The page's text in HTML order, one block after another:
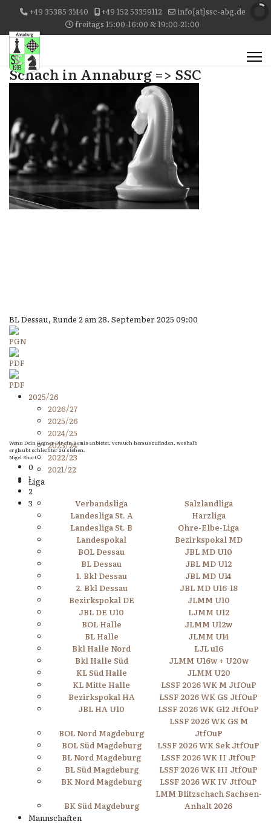
+49 35385 31440 +49 152 53359112
info{at}ssc-abg.de
freitags 15:00-16:00 & 19:00-21:00
Schach in Annaburg => SSC
Wenn Dein Gegner Dir ein Remis anbietet, versuch herauszufinden, weshalb
er glaubt schlechter zu stehen.
Nigel Short
0
1
2
3
BL Dessau, Runde 2 am 28. September 2025 09:00
2025/26
2026/27
2025/26
2024/25
2023/24
2022/23
2021/22
Liga
Verbandsliga
Salzlandliga
Landesliga St. A
Harzliga
Landesliga St. B
Ohre-Elbe-Liga
Landespokal
Bezirkspokal MD
BOL Dessau
JBL MD U10
BL Dessau
JBL MD U12
1. Bkl Dessau
JBL MD U14
2. Bkl Dessau
JBL MD U16-18
Bezirkspokal DE
JLMM U10
JBL DE U10
LJMM U12
BOL Halle
JLMM U12w
BL Halle
JLMM U14
Bkl Halle Nord
LJL u16
Bkl Halle Süd
JLMM U16w + U20w
KL Süd Halle
JLMM U20
KL Mitte Halle
LSSF 2026 WK M JtfOuP
Bezirkspokal HA
LSSF 2026 WK GS JtfOuP
JBL HA U10
LSSF 2026 WK G12 JtfOuP
BOL Nord Magdeburg
LSSF 2026 WK GS M
JtfOuP
BOL Süd Magdeburg
LSSF 2026 WK Sek JtfOuP
BL Nord Magdeburg
LSSF 2026 WK II JtfOuP
BL Süd Magdeburg
LSSF 2026 WK III JtfOuP
BK Nord Magdeburg
LSSF 2026 WK IV JtfOuP
BK Süd Magdeburg
LMM Blitzschach Sachsen-
Anhalt 2026
Mannschaften